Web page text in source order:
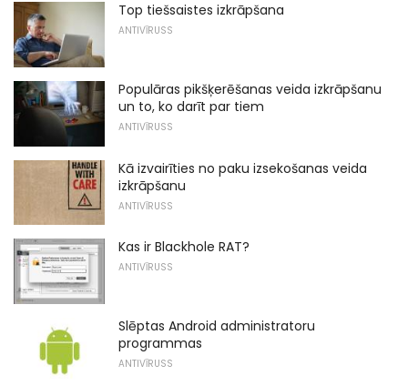
Top tiešsaistes izkrāpšana
ANTIVĪRUSS
Populāras pikšķerēšanas veida izkrāpšanu
un to, ko darīt par tiem
ANTIVĪRUSS
Kā izvairīties no paku izsekošanas veida
izkrāpšanu
ANTIVĪRUSS
Kas ir Blackhole RAT?
ANTIVĪRUSS
Slēptas Android administratoru
programmas
ANTIVĪRUSS